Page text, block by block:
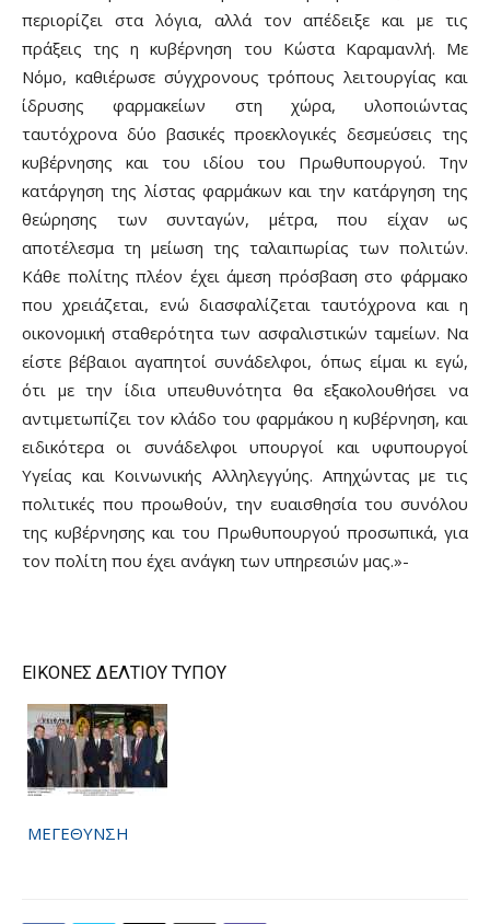
περιορίζει στα λόγια, αλλά τον απέδειξε και με τις
πράξεις της η κυβέρνηση του Κώστα Καραμανλή. Με
Νόμο, καθιέρωσε σύγχρονους τρόπους λειτουργίας και
ίδρυσης φαρμακείων στη χώρα, υλοποιώντας
ταυτόχρονα δύο βασικές προεκλογικές δεσμεύσεις της
κυβέρνησης και του ιδίου του Πρωθυπουργού. Την
κατάργηση της λίστας φαρμάκων και την κατάργηση της
θεώρησης των συνταγών, μέτρα, που είχαν ως
αποτέλεσμα τη μείωση της ταλαιπωρίας των πολιτών.
Κάθε πολίτης πλέον έχει άμεση πρόσβαση στο φάρμακο
που χρειάζεται, ενώ διασφαλίζεται ταυτόχρονα και η
οικονομική σταθερότητα των ασφαλιστικών ταμείων. Να
είστε βέβαιοι αγαπητοί συνάδελφοι, όπως είμαι κι εγώ,
ότι με την ίδια υπευθυνότητα θα εξακολουθήσει να
αντιμετωπίζει τον κλάδο του φαρμάκου η κυβέρνηση, και
ειδικότερα οι συνάδελφοι υπουργοί και υφυπουργοί
Υγείας και Κοινωνικής Αλληλεγγύης. Απηχώντας με τις
πολιτικές που προωθούν, την ευαισθησία του συνόλου
της κυβέρνησης και του Πρωθυπουργού προσωπικά, για
τον πολίτη που έχει ανάγκη των υπηρεσιών μας.»-
ΕΙΚΟΝΕΣ ΔΕΛΤΙΟΥ ΤΥΠΟΥ
ΜΕΓΕΘΥΝΣΗ